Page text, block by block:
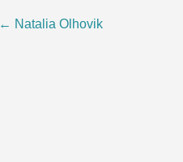
Post
← Natalia Olhovik